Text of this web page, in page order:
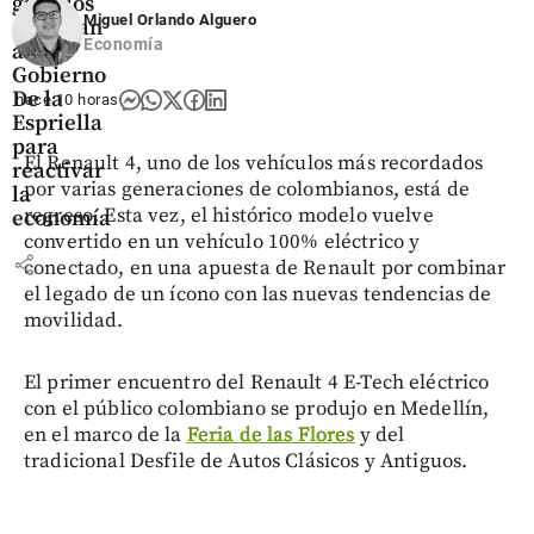
entregan
al
Gobierno
De la
Espriella
para
reactivar
la
economía
share
Miguel Orlando Alguero
Economía
hace 10 horas
El Renault 4, uno de los vehículos más recordados
por varias generaciones de colombianos, está de
regreso. Esta vez, el histórico modelo vuelve
convertido en un vehículo 100% eléctrico y
conectado, en una apuesta de Renault por combinar
el legado de un ícono con las nuevas tendencias de
movilidad.
El primer encuentro del Renault 4 E-Tech eléctrico
con el público colombiano se produjo en Medellín,
en el marco de la Feria de las Flores y del
tradicional Desfile de Autos Clásicos y Antiguos.